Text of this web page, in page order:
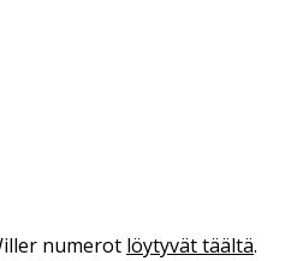
numerot löytyvät täältä.